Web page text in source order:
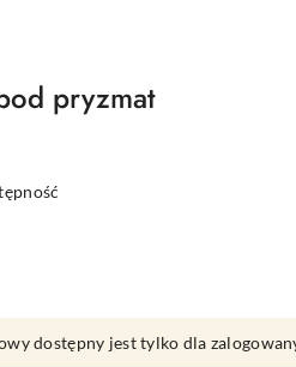
pryzmat
dostępny jest tylko dla